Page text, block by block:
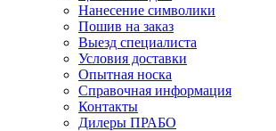
Нанесение символики
Пошив на заказ
Выезд специалиста
Условия доставки
Опытная носка
Справочная информация
Контакты
Дилеры ПРАБО